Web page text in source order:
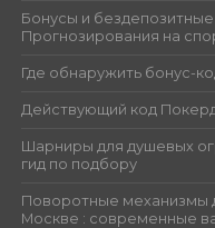
Бонусы и
Прогнозирования на
Где обнаружить бонус-
Действующий код
Шарниры для душевых
гид по подбору
Поворотные механизмы
Москве : современные